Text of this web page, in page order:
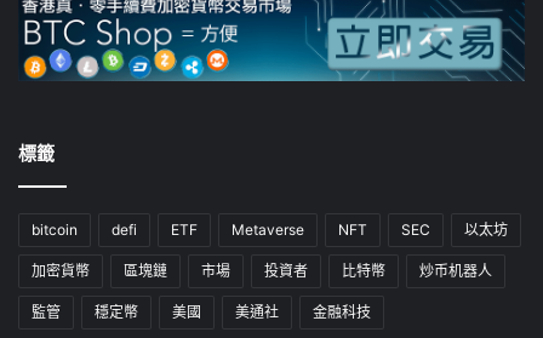
標籤
bitcoin defi ETF Metaverse NFT SEC 以太坊
加密貨幣 區塊鏈 市場 投資者 比特幣 炒币机器人
監管 穩定幣 美國 美通社 金融科技